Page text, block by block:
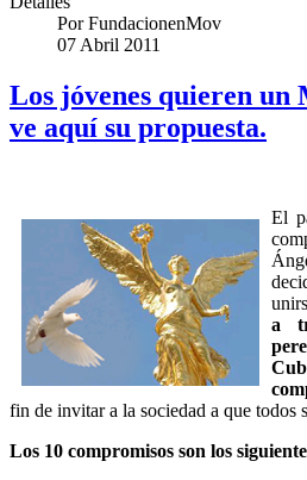
PorFundacionenMov
07 Abril 2011
Los jóvenes quieren
ve aquí su propuesta.
El
a
fin de invitar a la sociedad a que todos
Los 10 compromisos son los